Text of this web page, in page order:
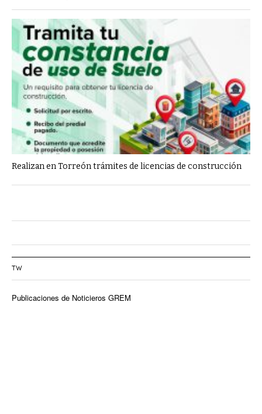
Realizan en Torreón trámites de licencias de construcción
TW
Publicaciones de Noticieros GREM